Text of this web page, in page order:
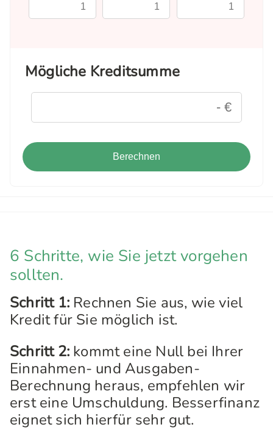
Mögliche Kreditsumme
Berechnen
6 Schritte, wie Sie jetzt vorgehen
sollten.
Schritt 1: Rechnen Sie aus, wie viel
Kredit für Sie möglich ist.
Schritt 2: kommt eine Null bei Ihrer
Einnahmen- und Ausgaben-
Berechnung heraus, empfehlen wir
erst eine Umschuldung. Besserfinanz
eignet sich hierfür sehr gut.